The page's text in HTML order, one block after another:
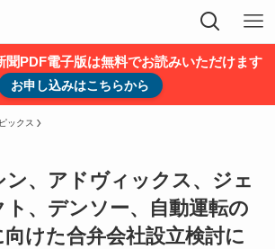
聞PDF電子版は無料でお読みいただけます
お申し込みはこちらから
ックス
ン、アドヴィックス、ジェ
ト、デンソー、自動運転の
けた合弁会社設立検討に